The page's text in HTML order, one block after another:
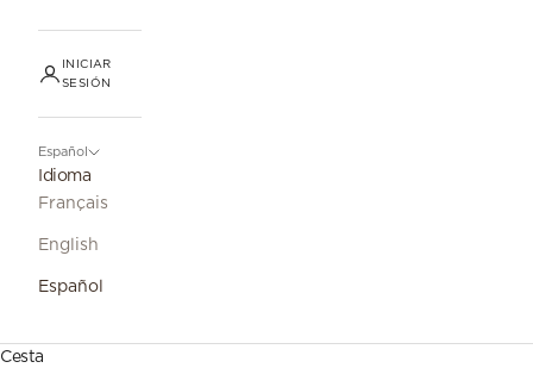
INICIAR
SESIÓN
Español
Idioma
Français
English
Español
Cesta